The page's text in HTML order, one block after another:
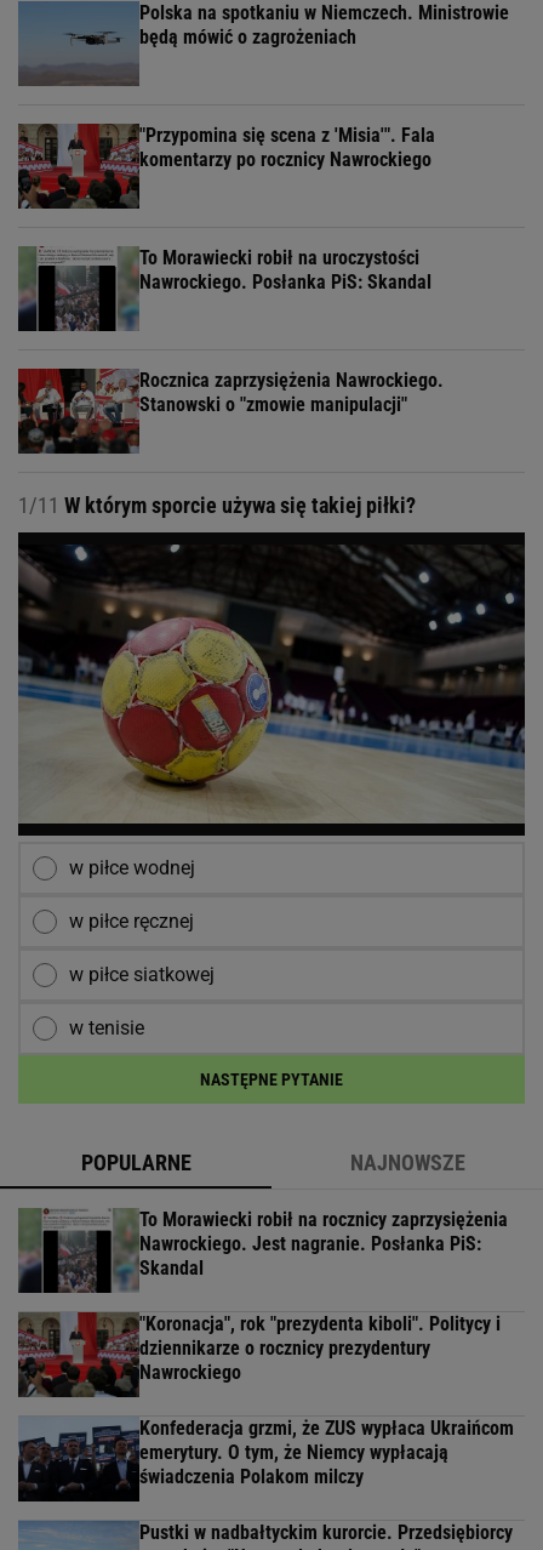
Polska na spotkaniu w Niemczech. Ministrowie
będą mówić o zagrożeniach
"Przypomina się scena z 'Misia'". Fala
komentarzy po rocznicy Nawrockiego
To Morawiecki robił na uroczystości
Nawrockiego. Posłanka PiS: Skandal
Rocznica zaprzysiężenia Nawrockiego.
Stanowski o "zmowie manipulacji"
1/11 W którym sporcie używa się takiej piłki?
w piłce wodnej
w piłce ręcznej
w piłce siatkowej
w tenisie
NASTĘPNE PYTANIE
POPULARNE NAJNOWSZE
To Morawiecki robił na rocznicy zaprzysiężenia
Nawrockiego. Jest nagranie. Posłanka PiS:
Skandal
"Koronacja", rok "prezydenta kiboli". Politycy i
dziennikarze o rocznicy prezydentury
Nawrockiego
Konfederacja grzmi, że ZUS wypłaca Ukraińcom
emerytury. O tym, że Niemcy wypłacają
świadczenia Polakom milczy
Pustki w nadbałtyckim kurorcie. Przedsiębiorcy